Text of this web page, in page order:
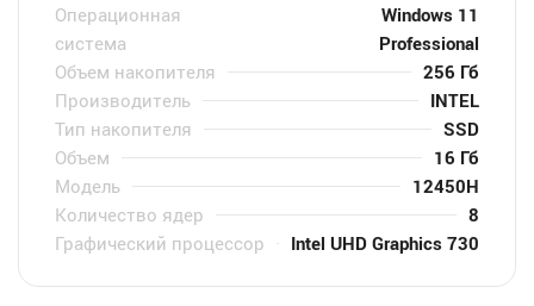
Операционная
система
Windows 11
Professional
Объем накопителя
256 Гб
Производитель
INTEL
Тип накопителя
SSD
Объем
16 Гб
Модель
12450H
Количество ядер
8
Графический процессор
Intel UHD Graphics 730